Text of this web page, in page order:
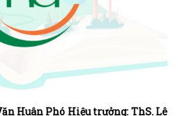
Huân Phó Hiệu trưởng: ThS. Lê